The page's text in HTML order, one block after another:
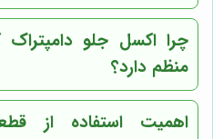
چرااکسل جلو دامپتراک
منظم دارد؟
اهمیت استفاده از